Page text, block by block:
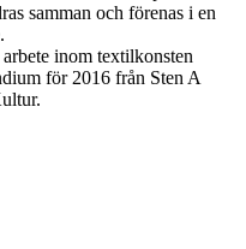
samman och förenas i en
inom textilkonsten
för 2016 från Sten A